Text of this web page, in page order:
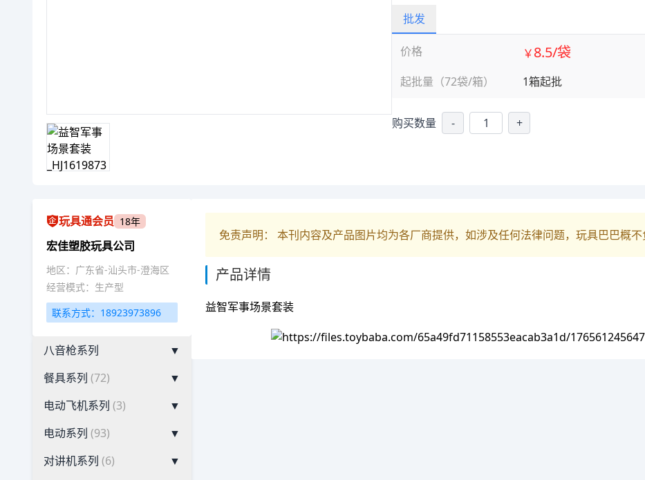
批发
价格
起批量（72袋/箱）
￥8.5/袋
1箱起批
购买数量 - +
玩具通会员 18年
宏佳塑胶玩具公司
地区：广东省-汕头市-澄海区
经营模式：生产型
联系方式：18923973896
八音枪系列
▼
餐具系列 (72)
▼
电动飞机系列 (3)
▼
电动系列 (93)
▼
对讲机系列 (6)
▼
免责声明： 本刊内容及产品图片均为各厂商提供，如涉及任何法律问题，玩具巴巴概不
产品详情
益智军事场景套装